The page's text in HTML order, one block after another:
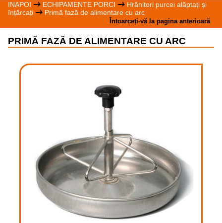
INAPOI ECHIPAMENTE PORCI
Hrănitori purcei alăptați și
înțărcați
Primă fază de alimentare cu arc
Întoarceți-vă la pagina anterioară
PRIMĂ FAZĂ DE ALIMENTARE CU ARC